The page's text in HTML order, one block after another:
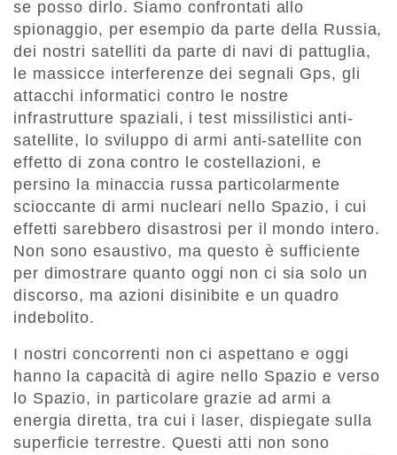
se posso dirlo. Siamo confrontati allo
spionaggio, per esempio da parte della Russia,
dei nostri satelliti da parte di navi di pattuglia,
le massicce interferenze dei segnali Gps, gli
attacchi informatici contro le nostre
infrastrutture spaziali, i test missilistici anti-
satellite, lo sviluppo di armi anti-satellite con
effetto di zona contro le costellazioni, e
persino la minaccia russa particolarmente
scioccante di armi nucleari nello Spazio, i cui
effetti sarebbero disastrosi per il mondo intero.
Non sono esaustivo, ma questo è sufficiente
per dimostrare quanto oggi non ci sia solo un
discorso, ma azioni disinibite e un quadro
indebolito.
I nostri concorrenti non ci aspettano e oggi
hanno la capacità di agire nello Spazio e verso
lo Spazio, in particolare grazie ad armi a
energia diretta, tra cui i laser, dispiegate sulla
superficie terrestre. Questi atti non sono